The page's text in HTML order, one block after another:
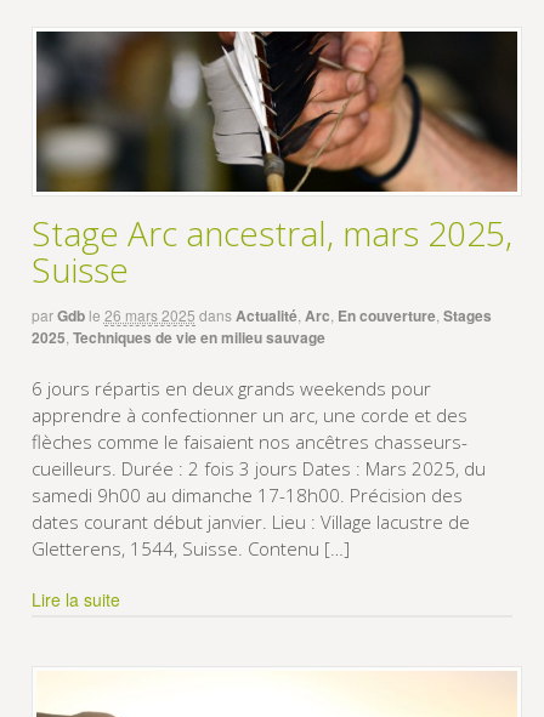
Stage Arc ancestral, mars 2025,
Suisse
parGdb le 26 mars 2025 dansActualité, Arc En couverture, Stages
2025 Techniques de vie en milieu sauvage
6 jours répartis en deux grands weekends pour
apprendre à confectionner un arc, une corde et des
flèches comme le faisaient nos ancêtres chasseurs-
cueilleurs. Durée : 2 fois 3 jours Dates : Mars 2025, du
samedi 9h00 au dimanche 17-18h00. Précision des
dates courant début janvier. Lieu : Village lacustre de
Gletterens, 1544, Suisse. Contenu […]
Lire la suite